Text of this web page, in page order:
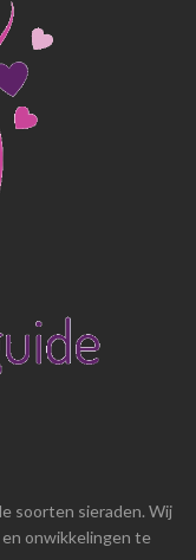
soorten sieraden. Wij
onwikkelingen te